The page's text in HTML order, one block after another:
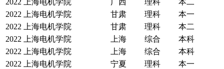
2022
上海电机学院 广西 理科
本二
2022
上海电机学院 甘肃 理科
本一
2022
上海电机学院 甘肃 理科
本二
2022
上海电机学院 上海 综合
本科
2022
上海电机学院 上海 综合
本科
2022
上海电机学院 宁夏 理科
本一